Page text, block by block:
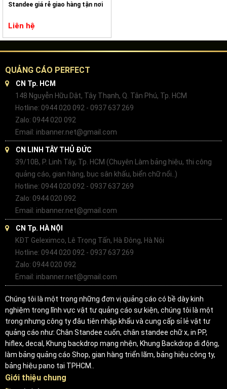
Standee giá rẻ giao hàng tận nơi
Liên hệ
QUẢNG CÁO PERFECT
CN Tp. HCM
148 Nguyễn Hữu Dật, Tây Thạnh, Q. Tân Phú, Tp. HCM
Hotline: 0944 020 092 - 0937 637 269
Zalo: 0944 020 092
Email: inbanner.net@gmail.com
CN LINH TÂY THỦ ĐỨC
39/10B, P. Linh Tây, Tp. HCM (Chuyên Làm bảng hiệu, thi công
quảng cáo, gian hàng, bục sân khấu, biển chữ nổi..)
Hotline: 0944 020 092 - 0937 637 269
Zalo: 0944 020 092
Email: inbanner.net@gmail.com
CN Tp. HÀ NỘI
KĐT Geleximco, Lê Trọng Tấn, Hà Đông, Hà Nội
Hotline: 0944 020 092 - 0937 637 269
Zalo: 0944 020 092
Email: inbanner.net@gmail.com
Chúng tôi là một trong những đơn vị quảng cáo có bề dày kinh
nghiệm trong lĩnh vực vật tư quảng cáo sự kiện, chúng tôi là một
trong nhưng công ty đâu tiên nhập khẩu và cung cấp sỉ lẻ vật tư
quảng cáo như: Chân Standee cuốn, chân standee chữ x, in PP,
hiflex, decal, Khung backdrop mạng nhện, Khung Backdrop di động,
làm bảng quảng cáo Shop, gian hàng triển lãm, bảng hiệu công ty,
bảng hiệu pano tại TPHCM..
Giới thiệu chung